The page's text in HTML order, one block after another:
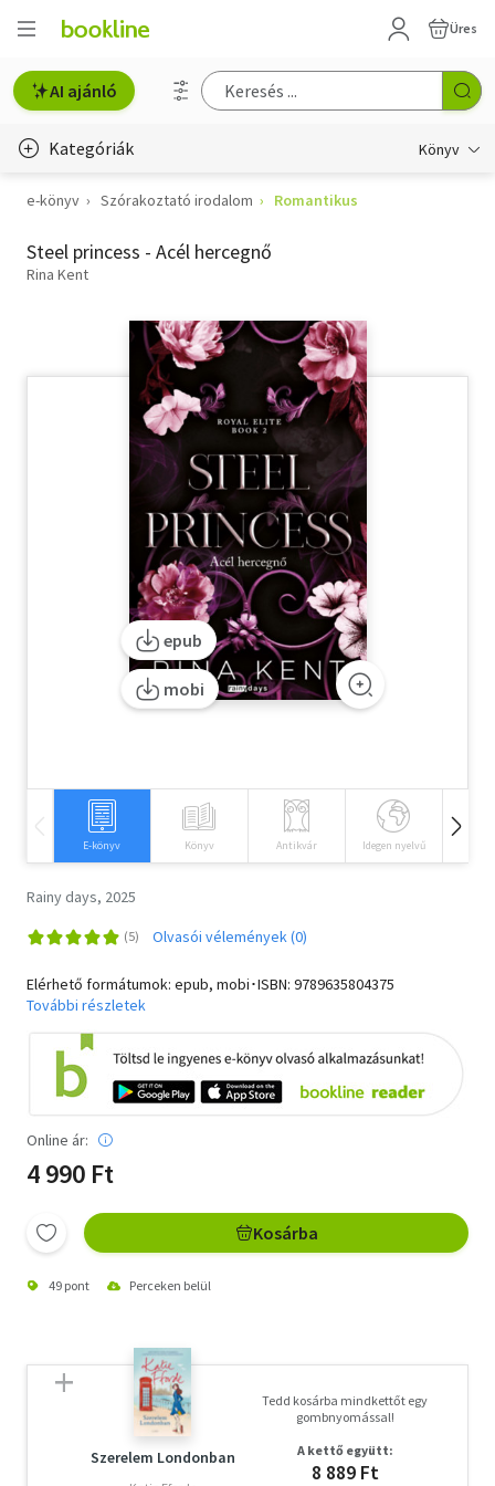
Üres
AI ajánló
Kategóriák Könyv
Életmód, egészség
Erotika
Hobbi, szabadidő
Szótár, nyelvkönyv
Tankönyv, segédkönyv
Társadalomtudomány
Természettudomány
e-könyv Szórakoztató irodalom Romantikus
Steel princess - Acél hercegnő
Rina Kent
epub
mobi
E-könyv Könyv Antikvár Idegen nyelvű
Rainy days, 2025
Olvasói vélemények (0)
Elérhető formátumok: epub, mobi･ISBN: 9789635804375
További részletek
Online ár:
4 990 Ft
Kosárba
49 pont Perceken belül
Szerelem Londonban
Tedd kosárba mindkettőt egy
gombnyomással!
A kettő együtt:
8 889 Ft